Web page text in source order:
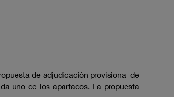
de adjudicación provisional de
uno de los apartados. La propuesta